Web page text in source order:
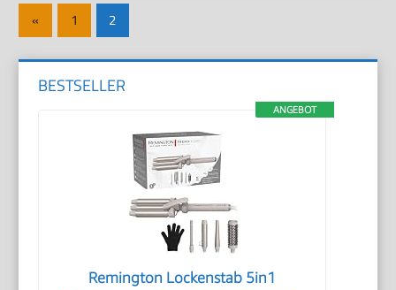
Seitennummerierung
der
Beiträge
«Vorherige
Beiträge
1 2
BESTSELLER
ANGEBOT
Remington Lockenstab 5in1